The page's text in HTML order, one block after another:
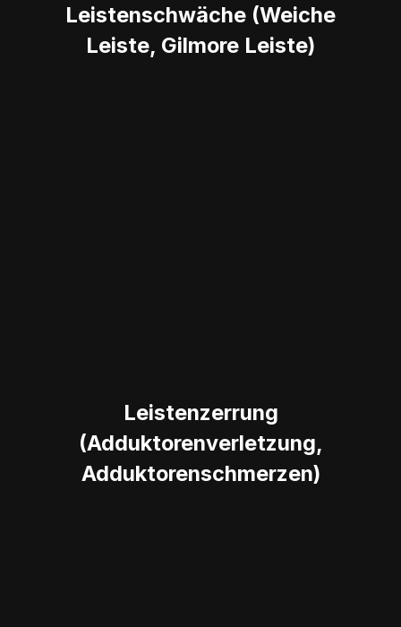
Leistenschwäche (Weiche
Leiste, Gilmore Leiste)
Leistenzerrung
(Adduktorenverletzung,
Adduktorenschmerzen)